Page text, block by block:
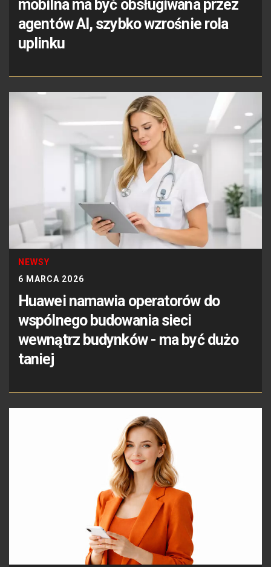
mobilna ma być obsługiwana przez
agentów AI, szybko wzrośnie rola
uplinku
NEWSY
6 MARCA 2026
Huawei namawia operatorów do
wspólnego budowania sieci
wewnątrz budynków - ma być dużo
taniej